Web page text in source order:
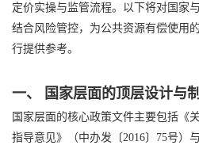
定价实操与监管流程。以下将对国家
结合风险管控，为公共资源有偿使用
行提供参考。
一、 国家层面的顶层设计与
国家层面的核心政策文件主要包括《
指导意见》（中办发〔2016〕75号）